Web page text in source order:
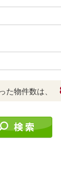
た物件数は、